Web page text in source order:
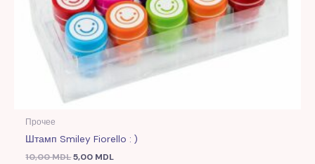
Прочее
Штамп Smiley Fiorello : )
10,00MDL5,00 MDL